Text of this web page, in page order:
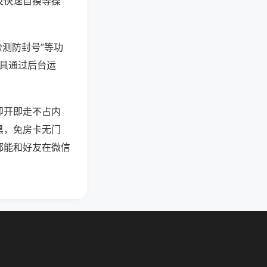
防封号”等功
通过后台运
即走不占内
免房卡无门
能和好友在微信